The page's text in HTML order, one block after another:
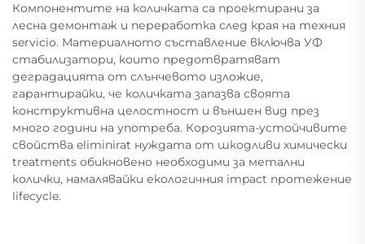
Компонентите на количката са проектирани за
лесна демонтаж и переработка след края на техния
servicio. Материалното съставление включва УФ
стабилизатори, които предотвратяват
деградацията от слънчевото изложие,
гарантирайки, че количката запазва своята
конструктивна целостност и външен вид през
много години на употреба. Корозията-устойчивите
свойства eliminirat нуждата от шкодливи химически
treatments обикновено необходими за метални
колички, намалявайки екологичния impact протежение
lifecycle.